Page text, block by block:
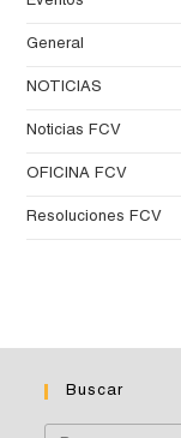
General
NOTICIAS
Noticias FCV
OFICINA FCV
Resoluciones FCV
Buscar